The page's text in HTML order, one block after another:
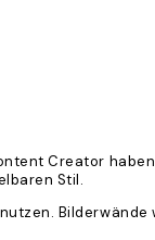
Creator
Stil.
Bilderwände